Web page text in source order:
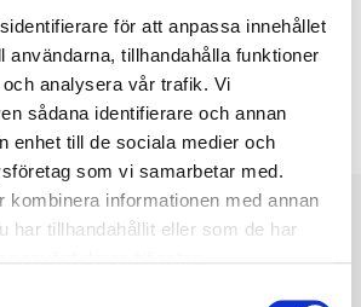
för att anpassa innehållet
användarna, tillhandahålla funktioner
analysera vår trafik. Vi
sådana identifierare och annan
enhet till de sociala medier och
som vi samarbetar med.
kombinera informationen med annan
har tillhandahållit eller som de har
köpte också